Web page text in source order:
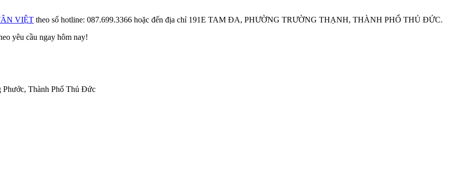
VIỆT theo số hotline: 087.699.3366 hoặc đến địa chỉ 191E TAM ĐA, PHƯỜNG TRƯỜNG THẠNH, THÀNH PHỐ THỦ ĐỨC.
yêu cầu ngay hôm nay!
Phước, Thành Phố Thủ Đức